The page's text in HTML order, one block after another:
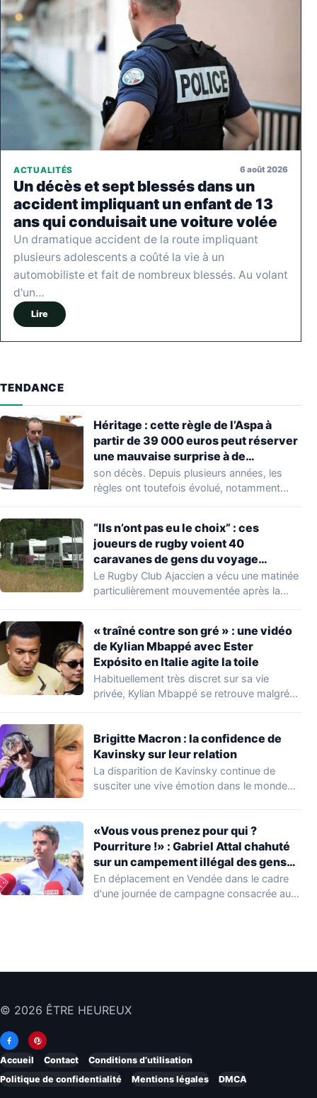
ACTUALITÉS 6 août 2026
Un décès et sept blessés dans un
accident impliquant un enfant de 13
ans qui conduisait une voiture volée
Un dramatique accident de la route impliquant
plusieurs adolescents a coûté la vie à un
automobiliste et fait de nombreux blessés. Au volant
d'un…
Lire
TENDANCE
Héritage : cette règle de l’Aspa à
partir de 39 000 euros peut réserver
une mauvaise surprise à de
nombreuses familles
son décès. Depuis plusieurs années, les
règles ont toutefois évolué, notamment
“Ils n’ont pas eu le choix” : ces
joueurs de rugby voient 40
caravanes de gens du voyage
s’installer dans leur stade, ils les
délogent en moins d’1 heure
Le Rugby Club Ajaccien a vécu une matinée
particulièrement mouvementée après la
« traîné contre son gré » : une vidéo
de Kylian Mbappé avec Ester
Expósito en Italie agite la toile
Habituellement très discret sur sa vie
privée, Kylian Mbappé se retrouve malgré
Brigitte Macron : la confidence de
Kavinsky sur leur relation
La disparition de Kavinsky continue de
susciter une vive émotion dans le monde
«Vous vous prenez pour qui ?
Pourriture !» : Gabriel Attal chahuté
sur un campement illégal des gens
du voyage
En déplacement en Vendée dans le cadre
d'une journée de campagne consacrée aux
© 2026 ÊTRE HEUREUX
Accueil Contact
Conditions d’utilisation
Politique de confidentialité
Mentions légales DMCA